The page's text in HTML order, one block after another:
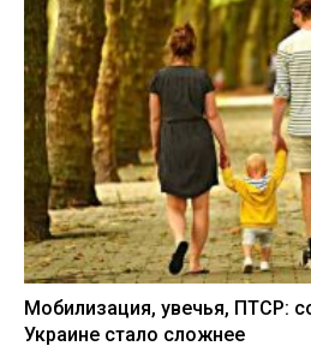
Мобилизация, увечья, ПТСР:
Украине стало сложнее